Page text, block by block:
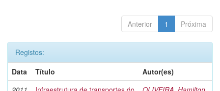
Anterior 1 Próxima
Registos:
Data
Título
Autor(es)